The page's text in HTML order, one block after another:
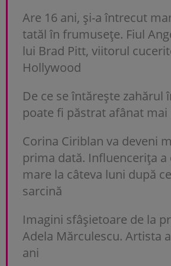
Are 16 ani, și-a întrecut
tatăl în frumusețe. Fiul
lui Brad Pitt, viitorul
Hollywood
De ce se întărește zahărul
poate fi păstrat afânat
Corina Ciriblan va deveni
prima dată. Influencerița a
mare la câteva luni după
sarcină
Imagini sfâșietoare de la
Adela Mărculescu. Artista
ani